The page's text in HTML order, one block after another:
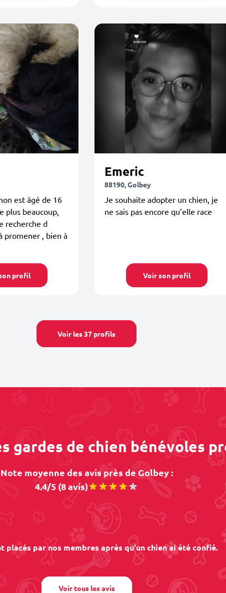
est âgé de 16
plus beaucoup,
recherche d
promener , bien à
profil
Emeric
88190, Golbey
Je souhaite adopter un chien, je
ne sais pas encore qu’elle race
Voir son profil
Voir les 37 profils
gardes de chien bénévoles
Note moyenne des avis près de Golbey :
4.4/5 (8 avis)
placés par nos membres après qu'un chien ai été confié.
Voir tous les avis